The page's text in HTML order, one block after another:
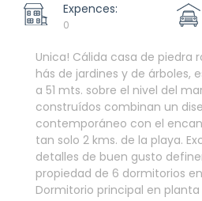
Expences:
0
Unica! Cálida casa de piedra
hás de jardines y de árboles,
a 51 mts. sobre el nivel del
construídos combinan un
contemporáneo con el
tan solo 2 kms. de la playa.
detalles de buen gusto
propiedad de 6 dormitorios
Dormitorio principal en